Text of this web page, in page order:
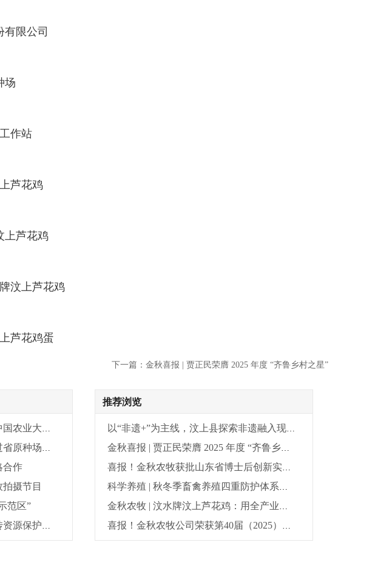
限公司
场
作站
芦花鸡
上芦花鸡
汶上芦花鸡
芦花鸡蛋
下一篇：金秋喜报 | 贾正民荣膺 2025 年度 “齐鲁乡村之星”
山东金秋农牧科技有限公司与中国农业大学吴常信院士及其团队签订了“技术合作协议”
山东金秋农牧科技有限公司通过省原种场换证评审验收
合作
摄节目
范区”
汶上芦花鸡列入国家级畜禽遗传资源保护名录
推荐浏览
以“非遗+”为主线，汶上县探索非遗融入现代生活发展新路径
金秋喜报 | 贾正民荣膺 2025 年度 “齐鲁乡村之星”
喜报！金秋农牧获批山东省博士后创新实践基地，高层次创新再添新平台！
科学养殖 | 秋冬季畜禽养殖四重防护体系：环境、营养、健康与操作
金秋农牧 | 汶水牌汶上芦花鸡：用全产业链的严苛守护，重新定义餐桌安全
喜报！金秋农牧公司荣获第40届（2025）山东畜牧业博览会优质畜产品金奖